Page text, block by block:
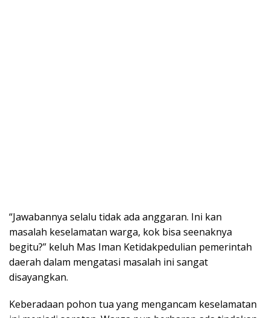
“Jawabannya selalu tidak ada anggaran. Ini kan
masalah keselamatan warga, kok bisa seenaknya
begitu?” keluh Mas Iman Ketidakpedulian pemerintah
daerah dalam mengatasi masalah ini sangat
disayangkan.
Keberadaan pohon tua yang mengancam keselamatan